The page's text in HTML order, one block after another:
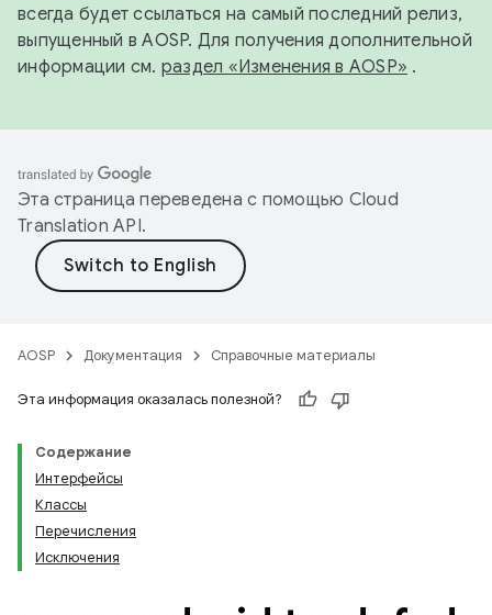
всегда будет ссылаться на самый последний релиз,
выпущенный в AOSP. Для получения дополнительной
информации см. раздел «Изменения в AOSP» .
Эта страница переведена с помощью Cloud
Translation API.
AOSP Документация Справочные материалы
Эта информация оказалась полезной?
Содержание
Интерфейсы
Классы
Перечисления
Исключения